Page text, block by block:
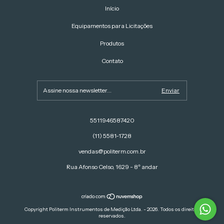
Início
Equipamentos para Licitações
Produtos
Contato
5511946587420
(11) 5581-1728
vendas@politerm.com.br
Rua Afonso Celso, 1629 - 8º andar
Copyright Politerm Instrumentos de Medição Ltda. - 2026. Todos os direitos
reservados.